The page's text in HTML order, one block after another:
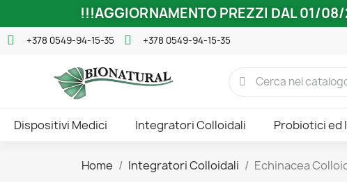
!!!AGGIORNAMENTO PREZZI DAL 01/
+378 0549-94-15-35 +378 0549-94-15-35
Dispositivi Medici Integratori Colloidali Probiotici ed
Home Integratori Colloidali Echinacea